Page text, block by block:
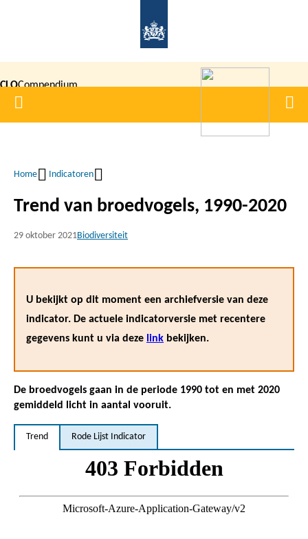
inhoud
gaan
CLOCompendium
voor de
Home
Kruimelpad
Home Indicatoren
Trend van broedvogels, 1990-2020
29 oktober 2021Biodiversiteit
U bekijkt op dit moment een archiefversie van deze
indicator. De actuele indicatorversie met recentere
gegevens kunt u via deze link bekijken.
De broedvogels gaan in de periode 1990 tot en met 2020
gemiddeld licht in aantal vooruit.
Trend Rode Lijst Indicator